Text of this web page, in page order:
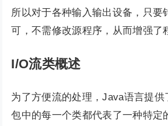
所以对于各种输入输出设备，只要
可，不需修改源程序，从而增强了
I/O流类概述
为了方便流的处理，Java语言提
包中的每一个类都代表了一种特定